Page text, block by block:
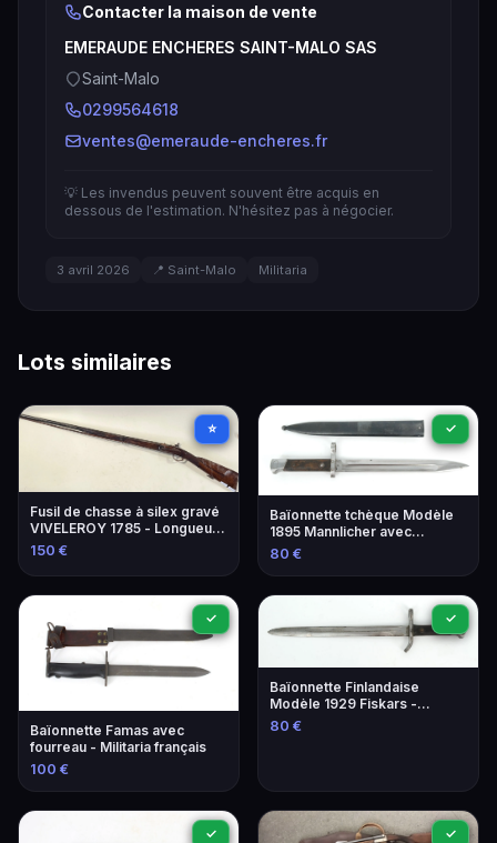
Contacter la maison de vente
EMERAUDE ENCHERES SAINT-MALO SAS
Saint-Malo
0299564618
ventes@emeraude-encheres.fr
💡 Les invendus peuvent souvent être acquis en
dessous de l'estimation. N'hésitez pas à négocier.
3 avril 2026 📍 Saint-Malo Militaria
Lots similaires
⭐
Fusil de chasse à silex gravé
VIVELEROY 1785 - Longueur
130,5 cm
150 €
✓
Baïonnette tchèque Modèle
1895 Mannlicher avec
fourreau - Militaria
80 €
✓
Baïonnette Famas avec
fourreau - Militaria français
100 €
✓
Baïonnette Finlandaise
Modèle 1929 Fiskars -
Plaquettes Bois,
80 €
✓ ✓